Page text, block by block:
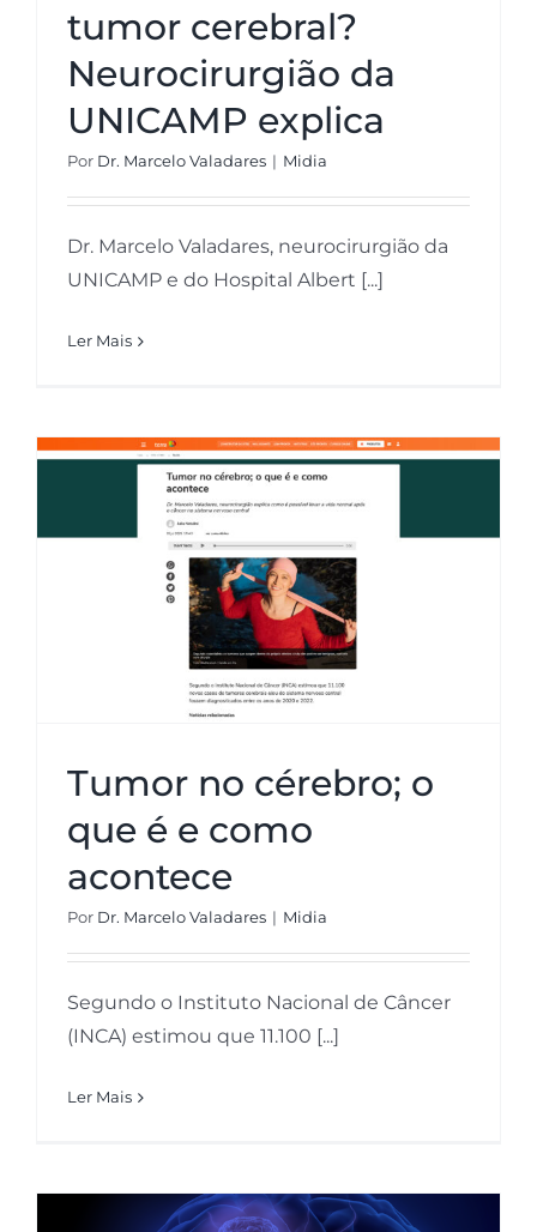
tumor cerebral?
Neurocirurgião da
UNICAMP explica
Por Dr. Marcelo Valadares | Midia
Dr. Marcelo Valadares, neurocirurgião da
UNICAMP e do Hospital Albert [...]
Ler Mais
Tumor no cérebro; o que é e
como acontece
Tumor no cérebro; o
que é e como
acontece
Por Dr. Marcelo Valadares | Midia
Segundo o Instituto Nacional de Câncer
(INCA) estimou que 11.100 [...]
Ler Mais